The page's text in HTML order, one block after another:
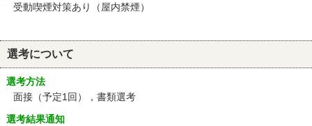
受動喫煙対策あり（屋内禁煙）
選考について
選考方法
面接（予定1回），書類選考
選考結果通知